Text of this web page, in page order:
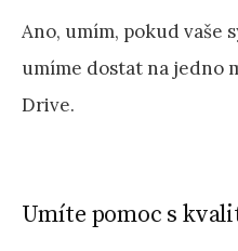
Ano, umím, pokud vaše
umíme dostat na jedno
Drive.
Umíte pomoc s